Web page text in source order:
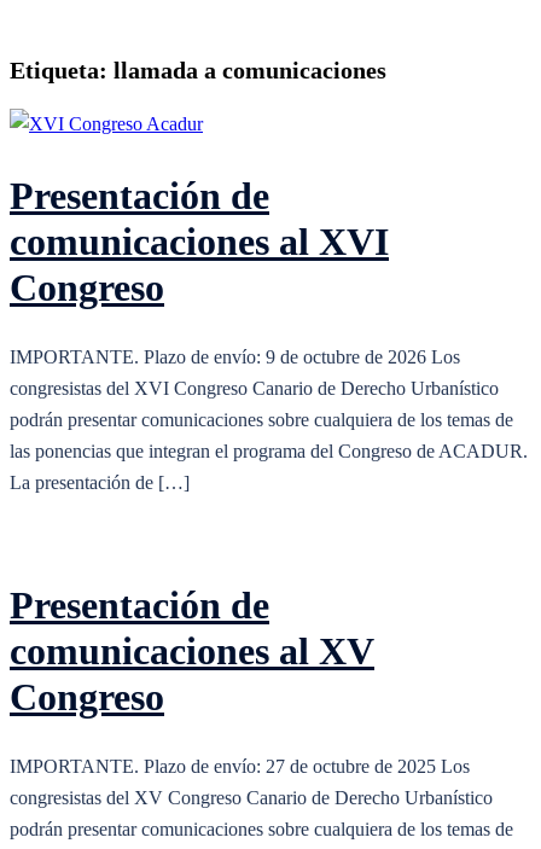
Etiqueta: llamada a comunicaciones
Presentación de
comunicaciones al XVI
Congreso
IMPORTANTE. Plazo de envío: 9 de octubre de 2026 Los
congresistas del XVI Congreso Canario de Derecho Urbanístico
podrán presentar comunicaciones sobre cualquiera de los temas de
las ponencias que integran el programa del Congreso de ACADUR.
La presentación de […]
Presentación de
comunicaciones al XV
Congreso
IMPORTANTE. Plazo de envío: 27 de octubre de 2025 Los
congresistas del XV Congreso Canario de Derecho Urbanístico
podrán presentar comunicaciones sobre cualquiera de los temas de